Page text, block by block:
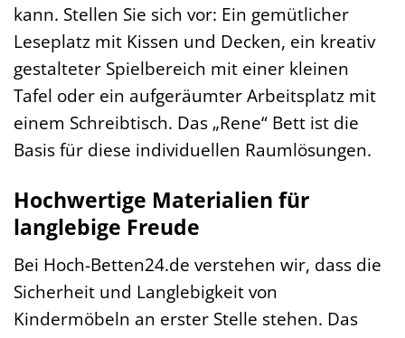
kann. Stellen Sie sich vor: Ein gemütlicher
Leseplatz mit Kissen und Decken, ein kreativ
gestalteter Spielbereich mit einer kleinen
Tafel oder ein aufgeräumter Arbeitsplatz mit
einem Schreibtisch. Das „Rene“ Bett ist die
Basis für diese individuellen Raumlösungen.
Hochwertige Materialien für
langlebige Freude
Bei Hoch-Betten24.de verstehen wir, dass die
Sicherheit und Langlebigkeit von
Kindermöbeln an erster Stelle stehen. Das